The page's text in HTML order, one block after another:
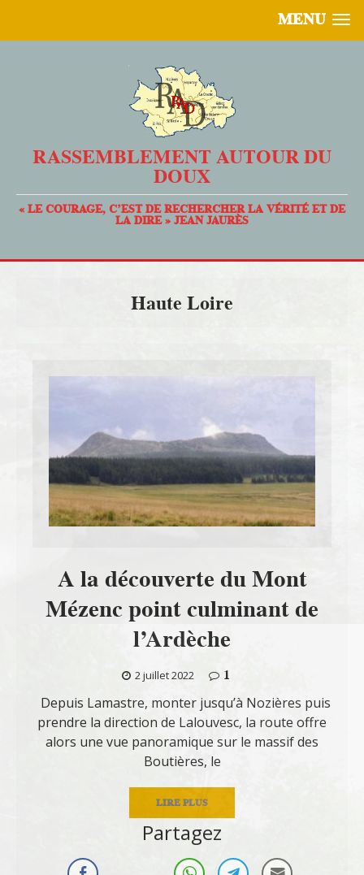
MENU
RASSEMBLEMENT AUTOUR DU
DOUX
« LE COURAGE, C’EST DE RECHERCHER LA VÉRITÉ ET DE
LA DIRE » JEAN JAURÈS
Haute Loire
A la découverte du Mont
Mézenc point culminant de
l’Ardèche
2 juillet 2022
1
Depuis Lamastre, monter jusqu’à Nozières puis
prendre la direction de Lalouvesc, la route offre
alors une vue panoramique sur le massif des
Boutières, le
LIRE PLUS
Partagez